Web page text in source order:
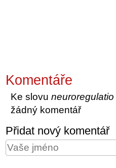
Komentáře
Ke slovuneuroregulatio
žádný komentář
Přidat nový komentář